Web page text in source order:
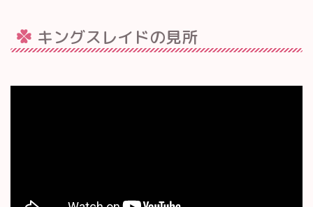
キングスレイドの見所